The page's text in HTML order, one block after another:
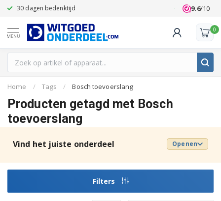
30 dagen bedenktijd Klanten
9.6/10
MENU
0
Home / Tags / Bosch toevoerslang
Producten getagd met Bosch
toevoerslang
Vind het juiste onderdeel Openen
Filters